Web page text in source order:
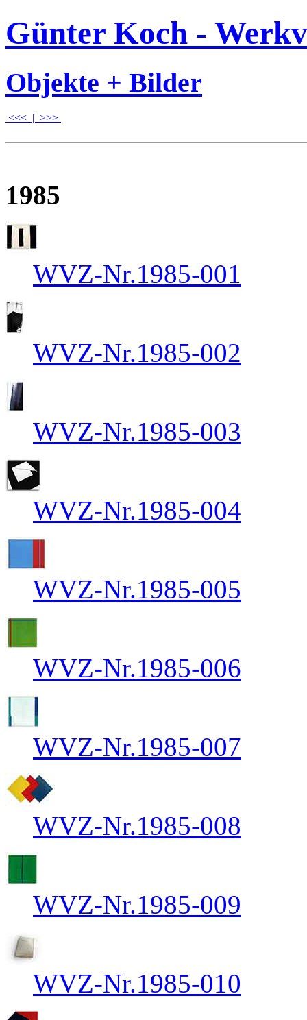
Günter Koch -
Objekte + Bilder
<<< | >>>
1985
WVZ-Nr.1985-001
WVZ-Nr.1985-002
WVZ-Nr.1985-003
WVZ-Nr.1985-004
WVZ-Nr.1985-005
WVZ-Nr.1985-006
WVZ-Nr.1985-007
WVZ-Nr.1985-008
WVZ-Nr.1985-009
WVZ-Nr.1985-010